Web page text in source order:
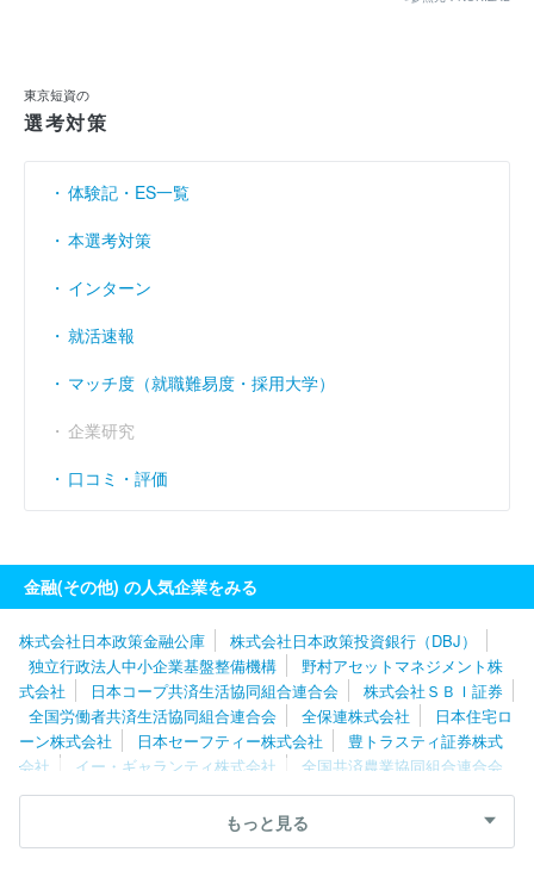
売上伸び率
営業利益率 （％） 852.3 ----
東京短資の
選考対策
体験記・ES一覧
本選考対策
インターン
就活速報
マッチ度（就職難易度・採用大学）
企業研究
口コミ・評価
金融(その他) の人気企業をみる
株式会社日本政策金融公庫
株式会社日本政策投資銀行（DBJ）
独立行政法人中小企業基盤整備機構
野村アセットマネジメント株
式会社
日本コープ共済生活協同組合連合会
株式会社ＳＢＩ証券
全国労働者共済生活協同組合連合会
全保連株式会社
日本住宅ロ
ーン株式会社
日本セーフティー株式会社
豊トラスティ証券株式
会社
イー・ギャランティ株式会社
全国共済農業協同組合連合会
（JA共済）
株式会社大和証券ビジネスセンター
独立行政法人鉄
道建設・運輸施設整備支援機構
フジトミ証券株式会社
東京海上
アセットマネジメント株式会社
もっと見る